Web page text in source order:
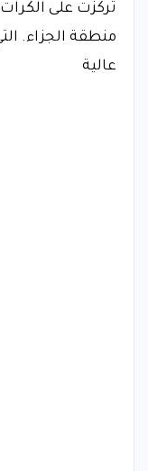
تركزت على
منطقة الجزاء.
عالية